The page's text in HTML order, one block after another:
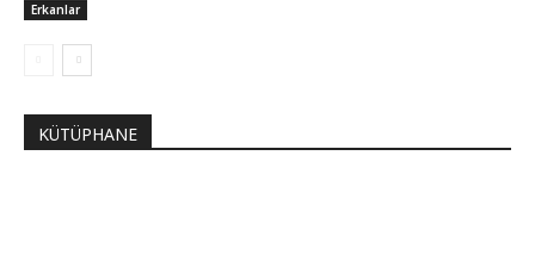
Erkanlar
KÜTÜPHANE